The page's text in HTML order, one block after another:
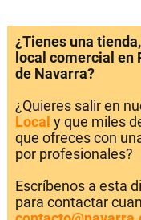
¿Tienes una
local comercial en
de Navarra?
¿Quieres salir en
Local y que miles
que ofreces con
por profesionales?
Escríbenos a esta
para contactar